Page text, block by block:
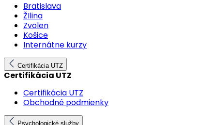
Bratislava
ŽIlina
Zvolen
Košice
Internátne kurzy
Certifikácia UTZ
Certifikácia UTZ
Certifikácia UTZ
Obchodné podmienky
Psychologické služby